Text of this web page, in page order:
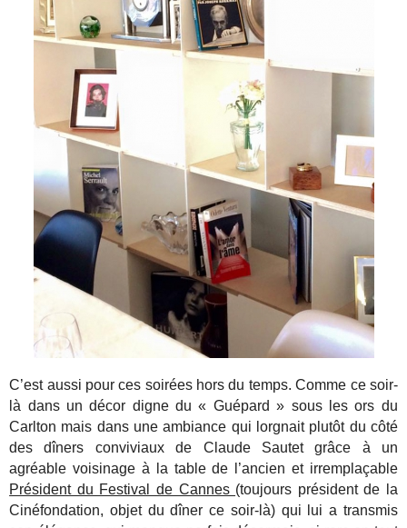
C’est aussi pour ces soirées hors du temps. Comme ce soir-
là dans un décor digne du « Guépard » sous les ors du
Carlton mais dans une ambiance qui lorgnait plutôt du côté
des dîners conviviaux de Claude Sautet grâce à un
agréable voisinage à la table de l’ancien et irremplaçable
Président du Festival de Cannes (toujours président de la
Cinéfondation, objet du dîner ce soir-là) qui lui a transmis